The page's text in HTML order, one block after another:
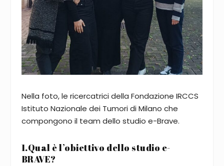
Nella foto, le ricercatrici della Fondazione IRCCS
Istituto Nazionale dei Tumori di Milano che
compongono il team dello studio e-Brave.
1.Qual è l’obiettivo dello studio e-
BRAVE?